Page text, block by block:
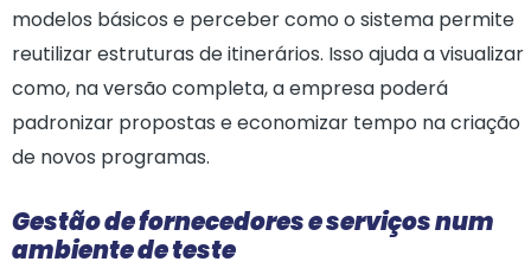
modelos básicos e perceber como o sistema permite
reutilizar estruturas de itinerários. Isso ajuda a visualizar
como, na versão completa, a empresa poderá
padronizar propostas e economizar tempo na criação
de novos programas.
Gestão de fornecedores e serviços num
ambiente de teste